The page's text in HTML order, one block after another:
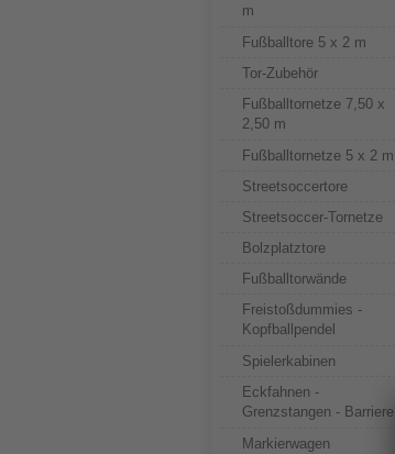
m
Fußballtore 5 x 2 m
Tor-Zubehör
Fußballtornetze 7,50 x
2,50 m
Fußballtornetze 5 x 2 m
Streetsoccertore
Streetsoccer-Tornetze
Bolzplatztore
Fußballtorwände
Freistoßdummies -
Kopfballpendel
Spielerkabinen
Eckfahnen -
Grenzstangen - Barriere
Markierwagen